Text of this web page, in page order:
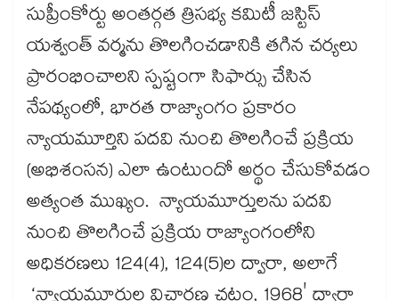
సుప్రీంకోర్టు అంతర్గత త్రిసభ్య కమిటీ జస్టిస్
యశ్వంత్ వర్మను తొలగించడానికి తగిన చర్యలు
ప్రారంభించాలని స్పష్టంగా సిఫార్సు చేసిన
నేపథ్యంలో, భారత రాజ్యాంగం ప్రకారం
న్యాయమూర్తిని పదవి నుంచి తొలగించే ప్రక్రియ
(అభిశంసన) ఎలా ఉంటుందో అర్థం చేసుకోవడం
అత్యంత ముఖ్యం. న్యాయమూర్తులను పదవి
నుంచి తొలగించే ప్రక్రియ రాజ్యాంగంలోని
అధికరణలు 124(4), 124(5)ల ద్వారా, అలాగే